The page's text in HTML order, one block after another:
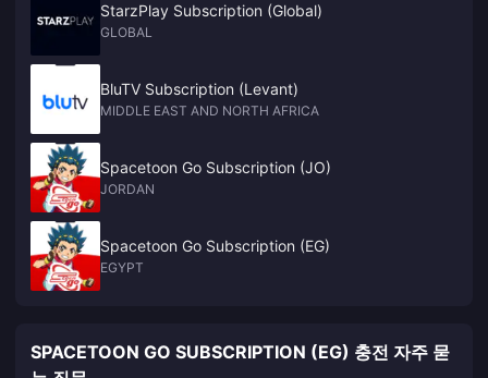
StarzPlay Subscription (Global)
GLOBAL
BluTV Subscription (Levant)
MIDDLE EAST AND NORTH AFRICA
Spacetoon Go Subscription (JO)
JORDAN
Spacetoon Go Subscription (EG)
EGYPT
SPACETOON GO SUBSCRIPTION (EG) 충전 자주 묻